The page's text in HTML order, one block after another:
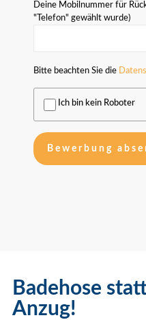
Badehose
Anzug!
Deine Mobilnummer für
"Telefon" gewählt wurde)
Bitte beachten Sie die
Ich bin kein Roboter